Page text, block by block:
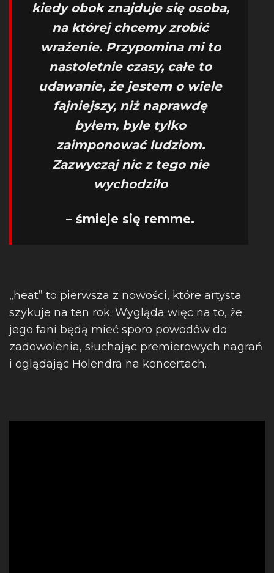
kiedy obok znajduje się osoba,
na której chcemy zrobić
wrażenie. Przypomina mi to
nastoletnie czasy, całe to
udawanie, że jestem o wiele
fajniejszy, niż naprawdę
byłem, byle tylko
zaimponować ludziom.
Zazwyczaj nic z tego nie
wychodziło
– śmieje się remme.
„heat” to pierwsza z nowości, które artysta
szykuje na ten rok. Wygląda więc na to, że
jego fani będą mieć sporo powodów do
zadowolenia, słuchając premierowych nagrań
i oglądając Holendra na koncertach.